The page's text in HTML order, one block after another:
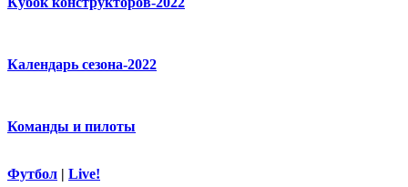
Календарь сезона-2022
Команды и пилоты
Футбол | Live!